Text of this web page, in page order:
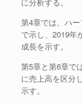
第4章では、ハ
で示し、2019年
成長を示す。
第5章と第6章で
に売上高を区分
示す。